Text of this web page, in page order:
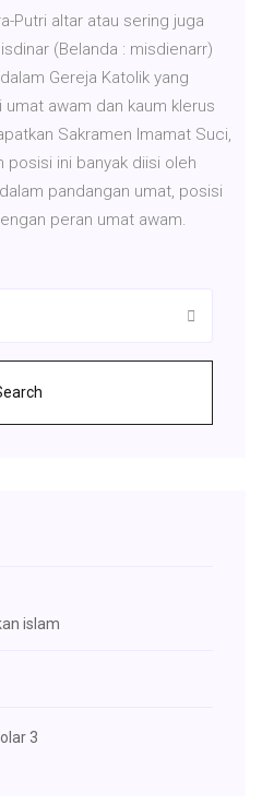
Putri altar atau sering juga
(Belanda : misdienarr)
Gereja Katolik yang
awam dan kaum klerus
Sakramen Imamat Suci,
posisi ini banyak diisi oleh
pandangan umat, posisi
peran umat awam.
islam
3